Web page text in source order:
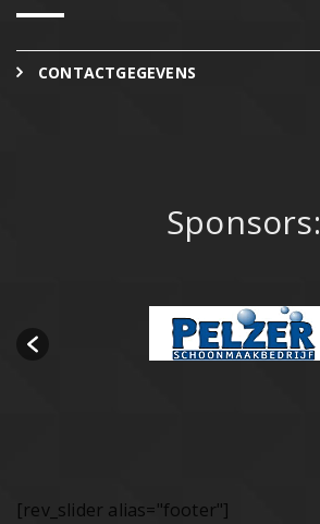
CONTACTGEGEVENS
Sponsors:
[rev_slider alias="footer"]